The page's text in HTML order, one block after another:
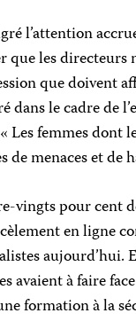
l’attention
que les
que doivent
dans le cadre de
Les femmes dont
de menaces et de
vingts pour cent
en ligne
aujourd’hui.
avaient à faire
formation à la